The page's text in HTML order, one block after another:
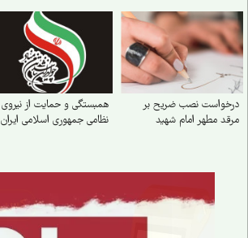
درخواست نصب ضریح بر
مرقد مطهر امام شهید
همبستگی و حمایت از نیروی
نظامی جمهوری اسلامی ایران